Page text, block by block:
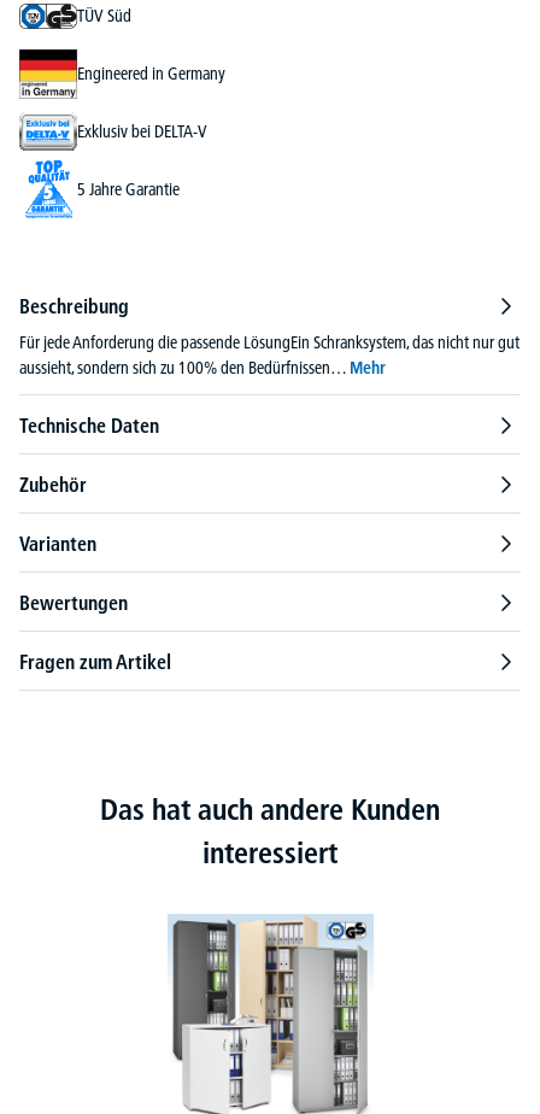
TÜV Süd
Engineered in Germany
Exklusiv bei DELTA-V
5 Jahre Garantie
Beschreibung
Für jede Anforderung die passende LösungEin Schranksystem, das nicht nur gut
aussieht, sondern sich zu 100% den Bedürfnissen… Mehr
Technische Daten
Zubehör
Varianten
Bewertungen
Fragen zum Artikel
Das hat auch andere Kunden
interessiert